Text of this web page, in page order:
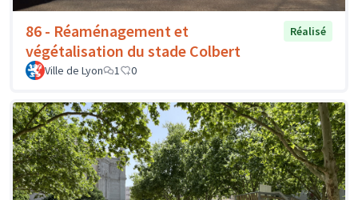
86 - Réaménagement et
végétalisation du stade Colbert
Réalisé
Ville de Lyon 1 0